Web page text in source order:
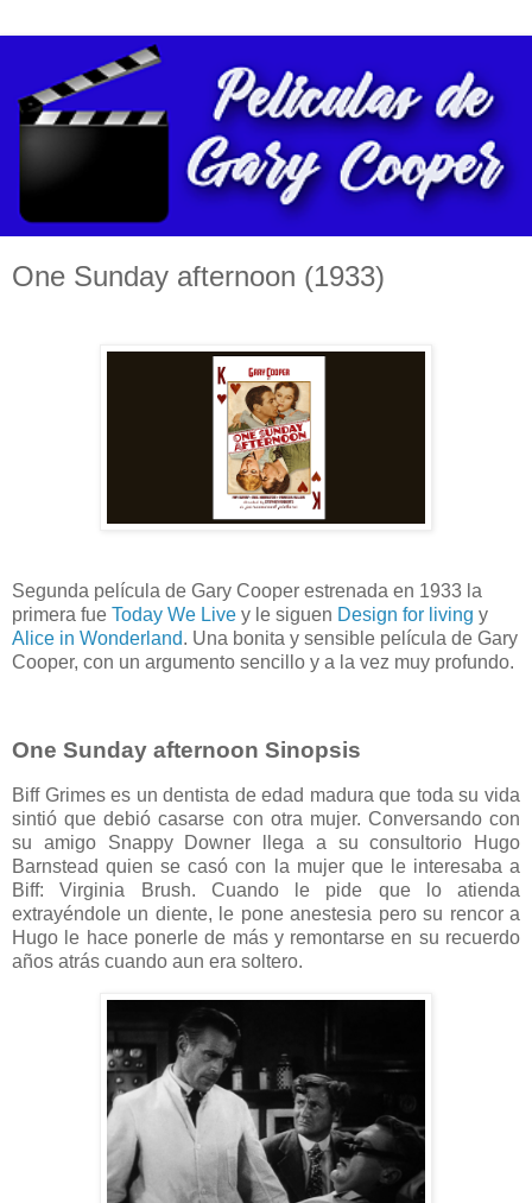
One Sunday afternoon (1933)
Segunda película de Gary Cooper estrenada en 1933 la
primera fue Today We Live y le siguen Design for living y
Alice in Wonderland. Una bonita y sensible película de Gary
Cooper, con un argumento sencillo y a la vez muy profundo.
One Sunday afternoon Sinopsis
Biff Grimes es un dentista de edad madura que toda su vida
sintió que debió casarse con otra mujer. Conversando con
su amigo Snappy Downer llega a su consultorio Hugo
Barnstead quien se casó con la mujer que le interesaba a
Biff: Virginia Brush. Cuando le pide que lo atienda
extrayéndole un diente, le pone anestesia pero su rencor a
Hugo le hace ponerle de más y remontarse en su recuerdo
años atrás cuando aun era soltero.